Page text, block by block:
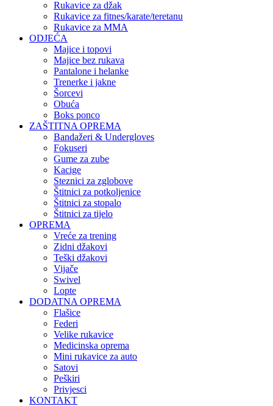
Rukavice za džak
Rukavice za fitnes/karate/teretanu
Rukavice za MMA
ODJEĆA
Majice i topovi
Majice bez rukava
Pantalone i helanke
Trenerke i jakne
Šorcevi
Obuća
Boks ponco
ZAŠTITNA OPREMA
Bandažeri & Undergloves
Fokuseri
Gume za zube
Kacige
Steznici za zglobove
Štitnici za potkoljenice
Štitnici za stopalo
Štitnici za tijelo
OPREMA
Vreće za trening
Zidni džakovi
Teški džakovi
Vijače
Swivel
Lopte
DODATNA OPREMA
Flašice
Federi
Velike rukavice
Medicinska oprema
Mini rukavice za auto
Satovi
Peškiri
Privjesci
KONTAKT